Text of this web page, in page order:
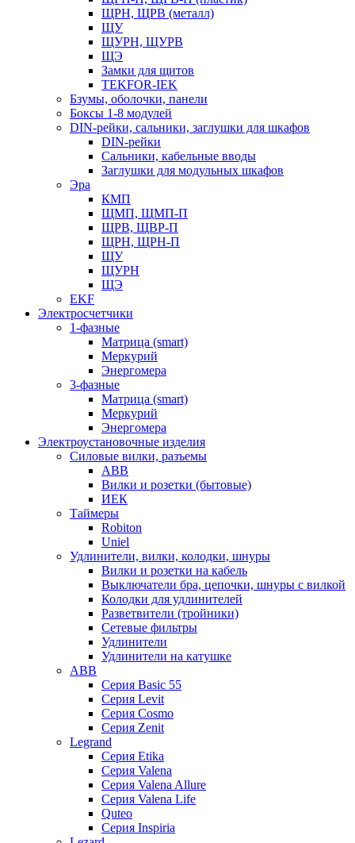
ЩРН, ЩРВ (металл)
ЩУ
ЩУРН, ЩУРВ
ЩЭ
Замки для щитов
TEKFOR-IEK
Бзумы, оболочки, панели
Боксы 1-8 модулей
DIN-рейки, сальники, заглушки для шкафов
DIN-рейки
Сальники, кабельные вводы
Заглушки для модульных шкафов
Эра
КМП
ЩМП, ЩМП-П
ЩРВ, ЩВР-П
ЩРН, ЩРН-П
ЩУ
ЩУРН
ЩЭ
EKF
Электросчетчики
1-фазные
Матрица (smart)
Меркурий
Энергомера
3-фазные
Матрица (smart)
Меркурий
Энергомера
Электроустановочные изделия
Силовые вилки, разъемы
ABB
Вилки и розетки (бытовые)
ИЕК
Таймеры
Robiton
Uniel
Удлинители, вилки, колодки, шнуры
Вилки и розетки на кабель
Выключатели бра, цепочки, шнуры с вилкой
Колодки для удлинителей
Разветвители (тройники)
Сетевые фильтры
Удлинители
Удлинители на катушке
ABB
Серия Basic 55
Серия Levit
Серия Cosmo
Серия Zenit
Legrand
Серия Etika
Серия Valena
Серия Valena Allure
Серия Valena Life
Quteo
Серия Inspiria